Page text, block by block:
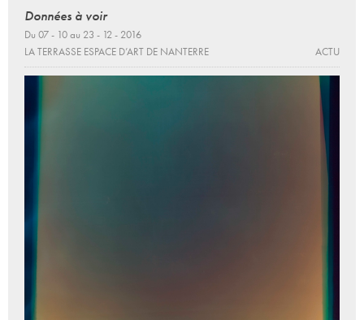
Données à voir
Du 07 - 10 au 23 - 12 - 2016
LA TERRASSE ESPACE D’ART DE NANTERRE
ACTU